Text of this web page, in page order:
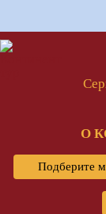
О
Подберите